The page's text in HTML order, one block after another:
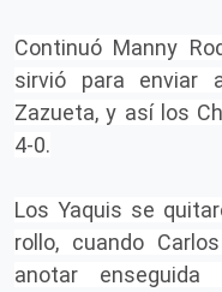
Continuó Manny
sirvió para enviar
Zazueta, y así los
4-0.
Los Yaquis se
rollo, cuando
anotar